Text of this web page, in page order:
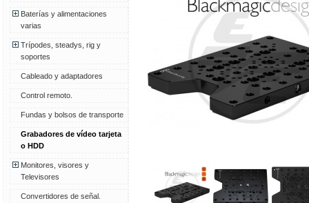
Baterías y alimentaciones
varias
Trípodes, steadys, rig y
soportes
Cableado y adaptadores
Control remoto.
Fundas y bolsos de transporte
Grabadores de vídeo tarjeta
o HDD
Monitores, visores y
Televisores
Convertidores de señal.